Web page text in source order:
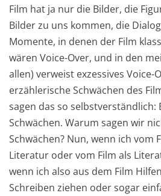
Film hat ja nur die Bilder, die
Bilder zu uns kommen, die
Momente, in denen der Film
wären Voice-Over, und in den
allen) verweist exzessives Voice-
erzählerische Schwächen des
sagen das so selbstverständlich:
Schwächen. Warum sagen wir
Schwächen? Nun, wenn ich vom
Literatur oder vom Film als
wenn ich also aus dem Film
Schreiben ziehen oder sogar